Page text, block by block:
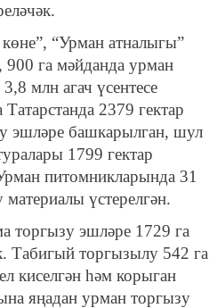
“Урман атналыгы”
900 га мәйданда урман
млн агач үсентесе
2379 гектар
эшләре башкарылган, шул
1799 гектар
питомникларында 31
үстерелгән.
торгызу эшләре 1729 га
Табигый торгызылу 542 га
киселгән һәм корыган
яңадан урман торгызу